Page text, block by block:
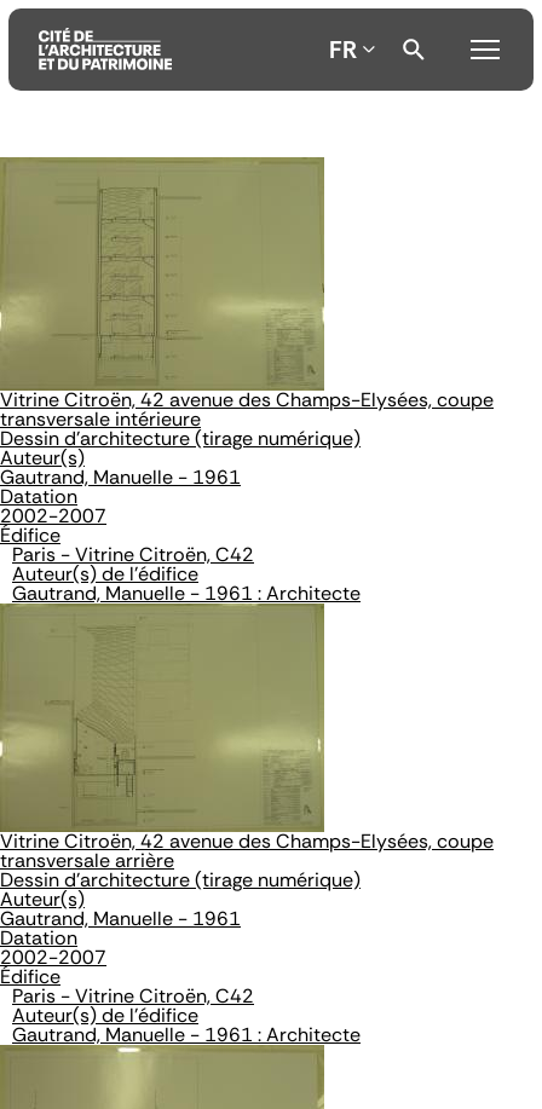
FR
Vitrine Citroën, 42 avenue des Champs-Elysées, coupe
transversale intérieure
Dessin d'architecture (tirage numérique)
Auteur(s)
Gautrand, Manuelle - 1961
Datation
2002-2007
Édifice
Paris - Vitrine Citroën, C42
Auteur(s) de l'édifice
Gautrand, Manuelle - 1961 : Architecte
Vitrine Citroën, 42 avenue des Champs-Elysées, coupe
transversale arrière
Dessin d'architecture (tirage numérique)
Auteur(s)
Gautrand, Manuelle - 1961
Datation
2002-2007
Édifice
Paris - Vitrine Citroën, C42
Auteur(s) de l'édifice
Gautrand, Manuelle - 1961 : Architecte